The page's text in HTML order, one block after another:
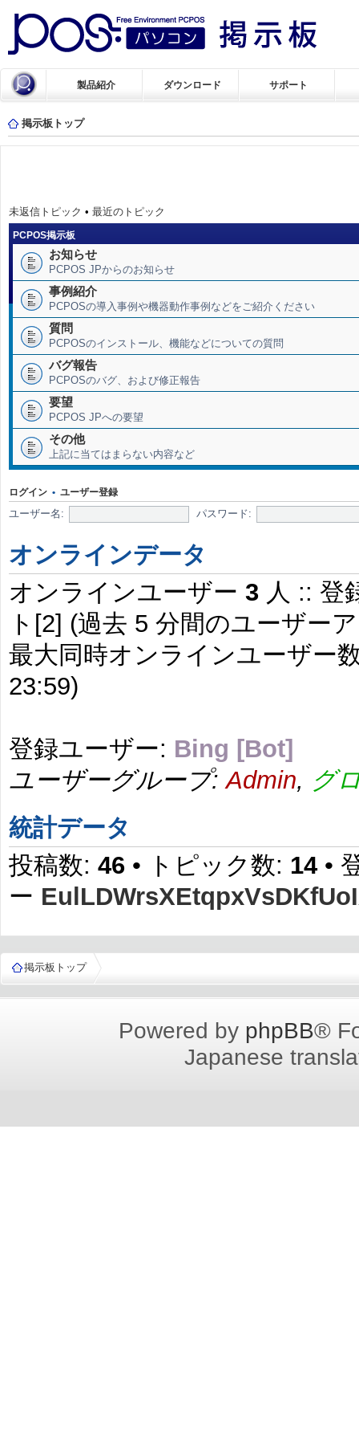
製品紹介 ダウンロード サポート
掲示板トップ
未返信トピック • 最近のトピック
PCPOS掲示板
お知らせ
PCPOS JPからのお知らせ
事例紹介
PCPOSの導入事例や機器動作事例などをご紹介ください
質問
PCPOSのインストール、機能などについての質問
バグ報告
PCPOSのバグ、および修正報告
要望
PCPOS JPへの要望
その他
上記に当てはまらない内容など
ログイン • ユーザー登録
ユーザー名: パスワード:
オンラインデータ
オンラインユーザー 3 人 :: 登
ト[2] (過去 5 分間のユーザー
最大同時オンラインユーザー
23:59)
登録ユーザー: Bing [Bot]
ユーザーグループ:Admin, グ
統計データ
投稿数: 46 • トピック数: 14 •
ー
掲示板トップ
Powered by phpBB®
Japanese